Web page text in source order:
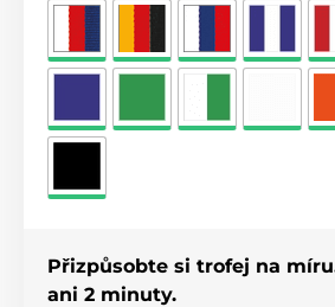
Přizpůsobte si trofej na
ani 2 minuty.